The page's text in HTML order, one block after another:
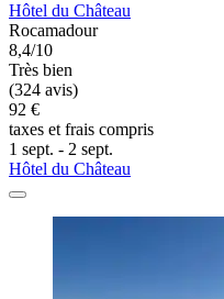
Hôtel du Château
Rocamadour
8,4/10
Très bien
(324 avis)
92 €
taxes et frais compris
1 sept. - 2 sept.
Hôtel du Château